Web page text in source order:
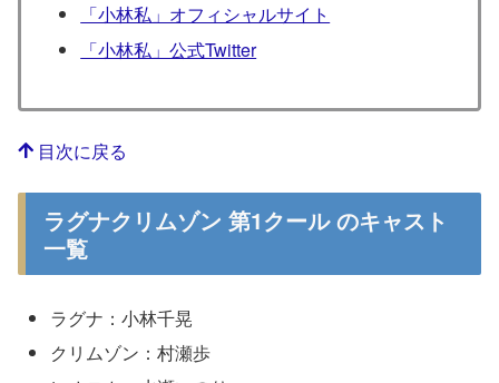
「小林私」オフィシャルサイト
「小林私」公式Twitter
目次に戻る
ラグナクリムゾン 第1クール のキャスト
一覧
ラグナ：小林千晃
クリムゾン：村瀬歩